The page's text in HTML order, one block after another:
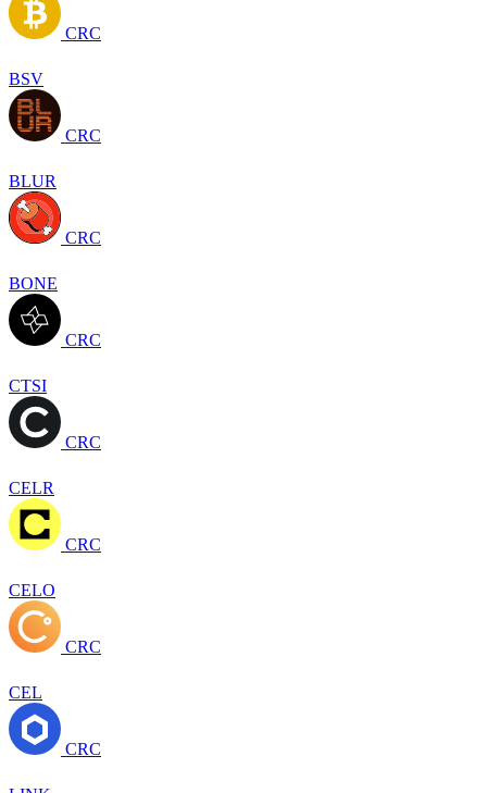
CRC
BSV
CRC
BLUR
CRC
BONE
CRC
CTSI
CRC
CELR
CRC
CELO
CRC
CEL
CRC